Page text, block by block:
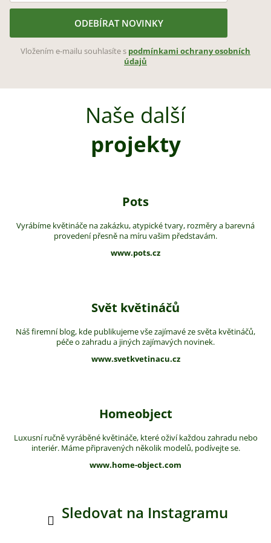
ODEBÍRAT NOVINKY
Vložením e-mailu souhlasíte s podmínkami ochrany osobních
údajů
Naše další
projekty
Pots
Vyrábíme květináče na zakázku, atypické tvary, rozměry a barevná
provedení přesně na míru vašim představám.
www.pots.cz
Svět květináčů
Náš firemní blog, kde publikujeme vše zajímavé ze světa květináčů,
péče o zahradu a jiných zajímavých novinek.
www.svetkvetinacu.cz
Homeobject
Luxusní ručně vyráběné květináče, které oživí každou zahradu nebo
interiér. Máme připravených několik modelů, podívejte se.
www.home-object.com
Sledovat na Instagramu